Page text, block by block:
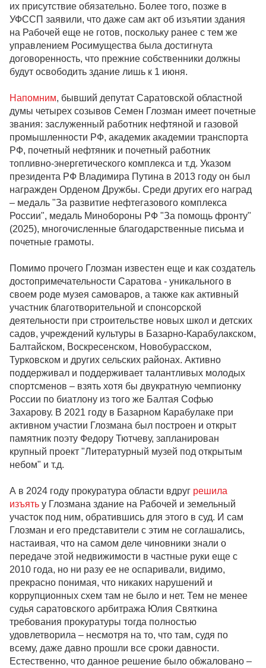
их присутствие обязательно. Более того, позже в
УФССП заявили, что даже сам акт об изъятии здания
на Рабочей еще не готов, поскольку ранее с тем же
управлением Росимущества была достигнута
договоренность, что прежние собственники должны
будут освободить здание лишь к 1 июня.
Напомним, бывший депутат Саратовской областной
думы четырех созывов Семен Глозман имеет почетные
звания: заслуженный работник нефтяной и газовой
промышленности РФ, академик академии транспорта
РФ, почетный нефтяник и почетный работник
топливно-энергетического комплекса и т.д. Указом
президента РФ Владимира Путина в 2013 году он был
награжден Орденом Дружбы. Среди других его наград
– медаль "За развитие нефтегазового комплекса
России", медаль Минобороны РФ "За помощь фронту"
(2025), многочисленные благодарственные письма и
почетные грамоты.
Помимо прочего Глозман известен еще и как создатель
достопримечательности Саратова - уникального в
своем роде музея самоваров, а также как активный
участник благотворительной и спонсорской
деятельности при строительстве новых школ и детских
садов, учреждений культуры в Базарно-Карабулакском,
Балтайском, Воскресенском, Новобурасском,
Турковском и других сельских районах. Активно
поддерживал и поддерживает талантливых молодых
спортсменов – взять хотя бы двукратную чемпионку
России по биатлону из того же Балтая Софью
Захарову. В 2021 году в Базарном Карабулаке при
активном участии Глозмана был построен и открыт
памятник поэту Федору Тютчеву, запланирован
крупный проект "Литературный музей под открытым
небом" и т.д.
А в 2024 году прокуратура области вдруг решила
изъять у Глозмана здание на Рабочей и земельный
участок под ним, обратившись для этого в суд. И сам
Глозман и его представители с этим не соглашались,
настаивая, что на самом деле чиновники знали о
передаче этой недвижимости в частные руки еще с
2010 года, но ни разу ее не оспаривали, видимо,
прекрасно понимая, что никаких нарушений и
коррупционных схем там не было и нет. Тем не менее
судья саратовского арбитража Юлия Святкина
требования прокуратуры тогда полностью
удовлетворила – несмотря на то, что там, судя по
всему, даже давно прошли все сроки давности.
Естественно, что данное решение было обжаловано –